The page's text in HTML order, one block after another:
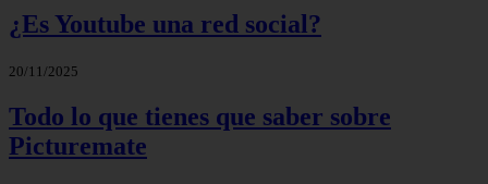
¿Es Youtube una red social?
20/11/2025
Todo lo que tienes que saber sobre
Picturemate